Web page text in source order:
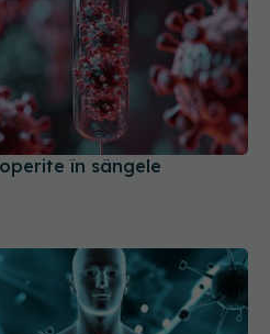
în sângele